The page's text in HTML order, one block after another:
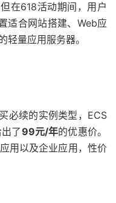
在618活动期间，用户
适合网站搭建、Web应
轻量应用服务器。
必续的实例类型，ECS
了99元/年的优惠价。
用以及企业应用，性价